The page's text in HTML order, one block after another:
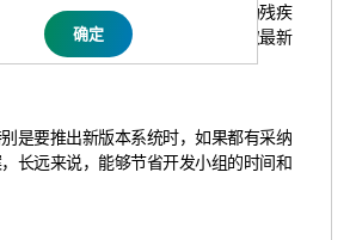
尤为重要，因为网站往往可以帮助残疾
。在某些情况下，网站是他们获取最新
是要推出新版本系统时，如果都有采纳
长远来说，能够节省开发小组的时间和